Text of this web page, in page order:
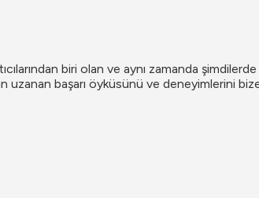
biri olan ve aynı zamanda
başarı öyküsünü ve deneyimlerini bize